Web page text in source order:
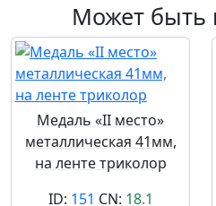
Может быть
Медаль «II место»
металлическая 41мм,
на ленте триколор
ID: 151 CN: 18.1